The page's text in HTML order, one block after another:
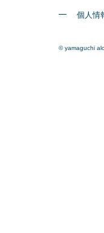
個人情
© yamaguchi